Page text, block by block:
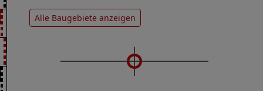
Alle Baugebiete anzeigen